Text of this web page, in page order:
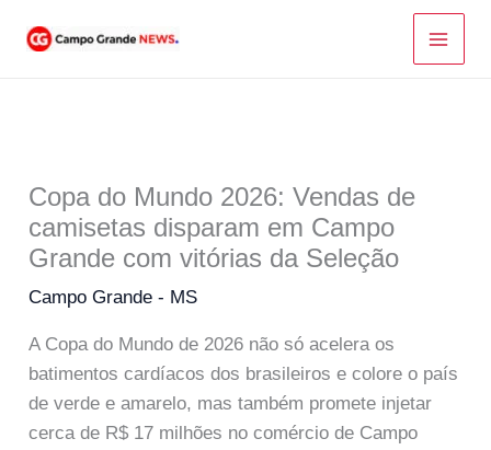
para
Copa do Mundo 2026: Vendas de
camisetas disparam em Campo
Grande com vitórias da Seleção
Campo Grande - MS
A Copa do Mundo de 2026 não só acelera os
batimentos cardíacos dos brasileiros e colore o país
de verde e amarelo, mas também promete injetar
cerca de R$ 17 milhões no comércio de Campo